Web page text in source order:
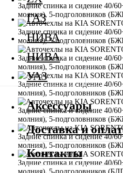
ГАЗ
НИВА
НИВА
УАЗ
Аксессуары
Доставка и
Контакты